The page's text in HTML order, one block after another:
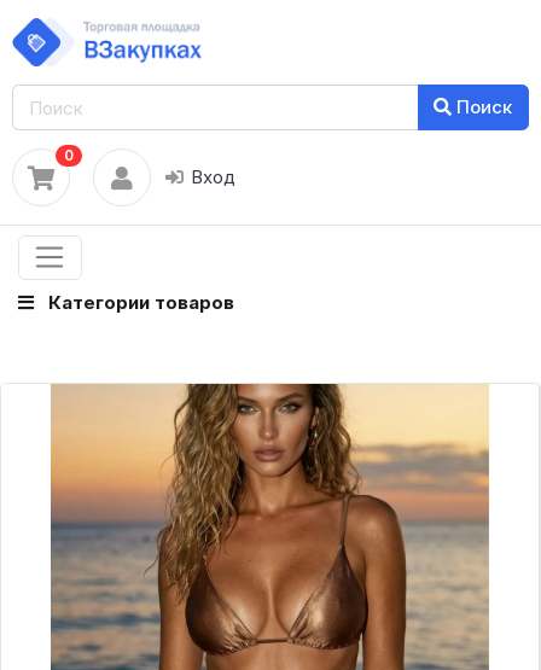
Поиск
0
Вход
Категории товаров